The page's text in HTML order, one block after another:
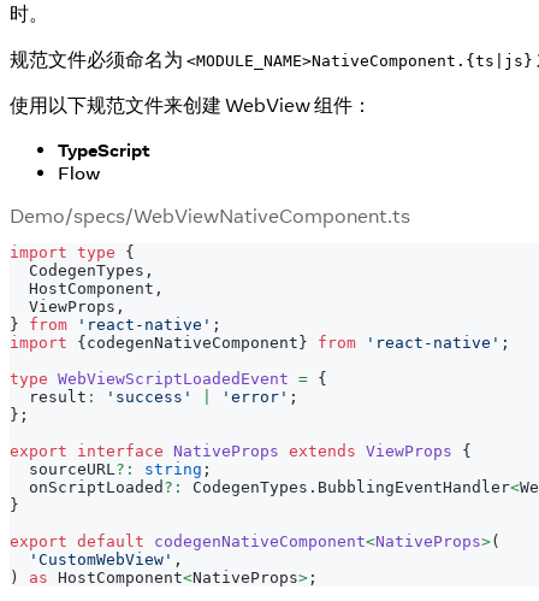
时。
规范文件必须命名为 <MODULE_NAME>NativeComponent.{ts|js}
使用以下规范文件来创建 WebView 组件：
TypeScript
Flow
Demo/specs/WebViewNativeComponent.ts
import type
{
  CodegenTypes
,
  HostComponent
,
  ViewProps
,
}
from 'react-native' ;
import
{ codegenNativeComponent } from 'react-native' ;
type WebViewScriptLoadedEvent = {
  result
: 'success' 'error' ;
} ;
export
interface NativeProps extends ViewProps
{
  sourceURL
? : string ;
  onScriptLoaded
? : CodegenTypes . BubblingEventHandler<
}
export default codegenNativeComponent<NativeProps>(
'CustomWebView' ,
)
as HostComponent<NativeProps> ;